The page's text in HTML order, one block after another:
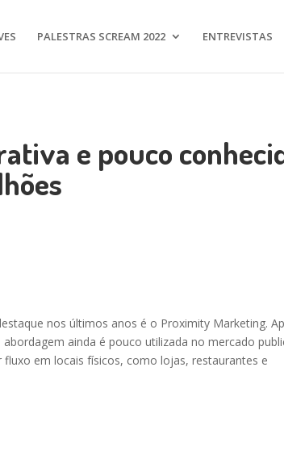
PALESTRAS SCREAM 2022 ENTREVISTAS
e pouco
nos últimos anos é o Proximity Marketing.
ainda é pouco utilizada no mercado
em locais físicos, como lojas, restaurantes e